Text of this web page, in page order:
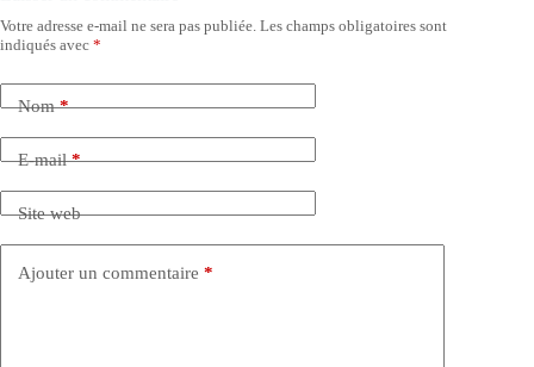
Votre adresse e-mail ne sera pas publiée. Les champs obligatoires sont
indiqués avec *
Nom*
E-mail*
Site web
Ajouter un commentaire *